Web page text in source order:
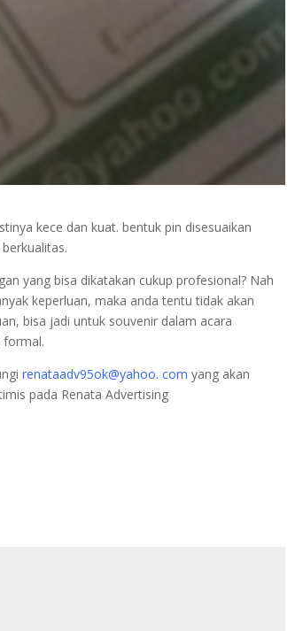
kece dan kuat. bentuk pin disesuaikan
yang bisa dikatakan cukup profesional? Nah
keperluan, maka anda tentu tidak akan
bisa jadi untuk souvenir dalam acara
formal.
renataadv95ok@yahoo. comyang akan
pada Renata Advertising